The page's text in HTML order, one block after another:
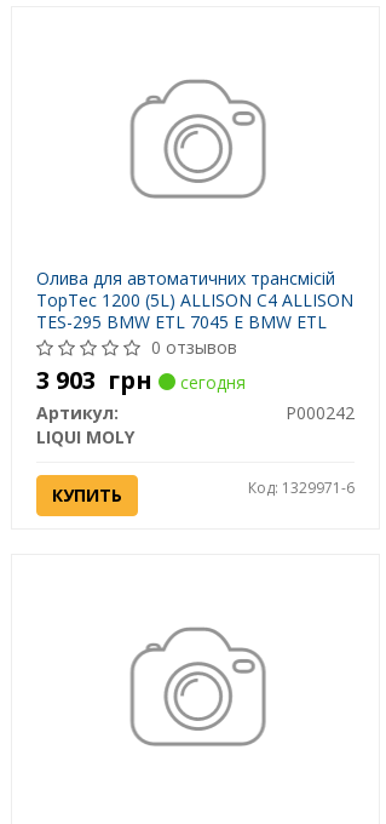
Олива для автоматичних трансмісій
TopTec 1200 (5L) ALLISON C4 ALLISON
TES-295 BMW ETL 7045 E BMW ETL
8072 B BMW LA 2634 BMW LT 71141
CHRYSLER ATF +4 DAIMLER
0 отзывов
3 903 грн
сегодня
Артикул:
P000242
LIQUI MOLY
КУПИТЬ Код: 1329971-6